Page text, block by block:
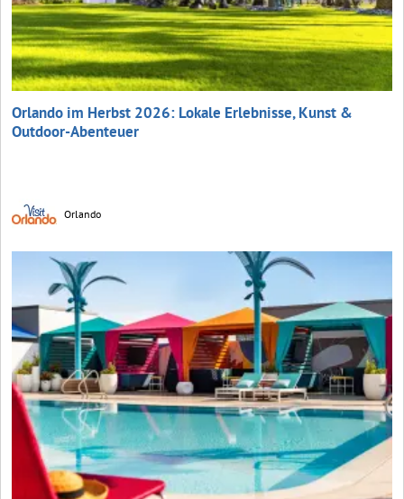
Orlando im Herbst 2026: Lokale Erlebnisse, Kunst &
Outdoor-Abenteuer
Orlando